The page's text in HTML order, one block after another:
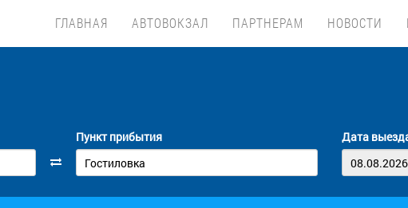
ГЛАВНАЯ АВТОВОКЗАЛ ПАРТНЕРАМ НОВОСТИ
Пункт прибытия Дата